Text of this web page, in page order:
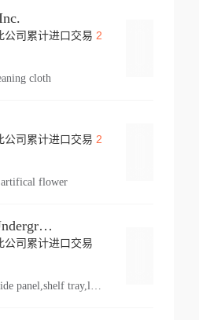
公司累计进口交易 2
cloth
公司累计进口交易 2
flower
Knapheide Kc Underground
公司累计进口交易